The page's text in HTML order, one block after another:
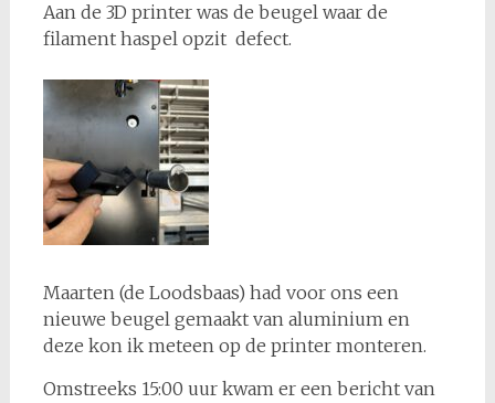
Aan de 3D printer was de beugel waar de
filament haspel opzit defect.
Maarten (de Loodsbaas) had voor ons een
nieuwe beugel gemaakt van aluminium en
deze kon ik meteen op de printer monteren.
Omstreeks 15:00 uur kwam er een bericht van